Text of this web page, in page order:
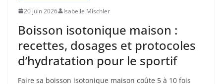
20 juin 2026 Isabelle Mischler
Boisson isotonique maison :
recettes, dosages et protocoles
d’hydratation pour le sportif
Faire sa boisson isotonique maison coûte 5 à 10 fois